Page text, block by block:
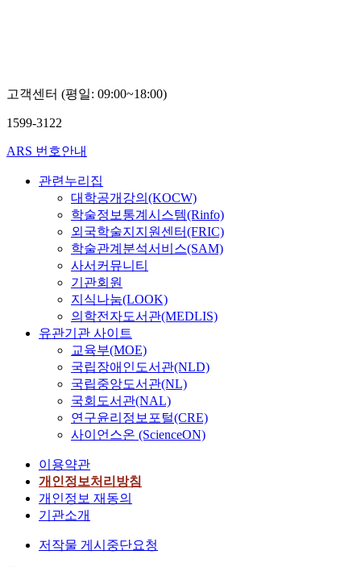
고객센터 (평일: 09:00~18:00)
1599-3122
ARS 번호안내
관련누리집
대학공개강의(KOCW)
학술정보통계시스템(Rinfo)
외국학술지지원센터(FRIC)
학술관계분석서비스(SAM)
사서커뮤니티
기관회원
지식나눔(LOOK)
의학전자도서관(MEDLIS)
유관기관 사이트
교육부(MOE)
국립장애인도서관(NLD)
국립중앙도서관(NL)
국회도서관(NAL)
연구윤리정보포털(CRE)
사이언스온 (ScienceON)
이용약관
개인정보처리방침
개인정보 재동의
기관소개
저작물 게시중단요청